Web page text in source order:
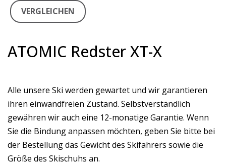
VERGLEICHEN
ATOMIC Redster XT-X
Alle unsere Ski werden gewartet und wir garantieren
ihren einwandfreien Zustand. Selbstverständlich
gewähren wir auch eine 12-monatige Garantie. Wenn
Sie die Bindung anpassen möchten, geben Sie bitte bei
der Bestellung das Gewicht des Skifahrers sowie die
Größe des Skischuhs an.